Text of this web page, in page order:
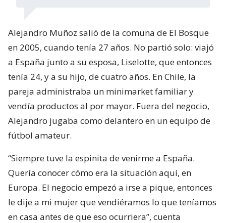
Alejandro Muñoz salió de la comuna de El Bosque
en 2005, cuando tenía 27 años. No partió solo: viajó
a España junto a su esposa, Liselotte, que entonces
tenía 24, y a su hijo, de cuatro años. En Chile, la
pareja administraba un minimarket familiar y
vendía productos al por mayor. Fuera del negocio,
Alejandro jugaba como delantero en un equipo de
fútbol amateur.
“Siempre tuve la espinita de venirme a España.
Quería conocer cómo era la situación aquí, en
Europa. El negocio empezó a irse a pique, entonces
le dije a mi mujer que vendiéramos lo que teníamos
en casa antes de que eso ocurriera”, cuenta